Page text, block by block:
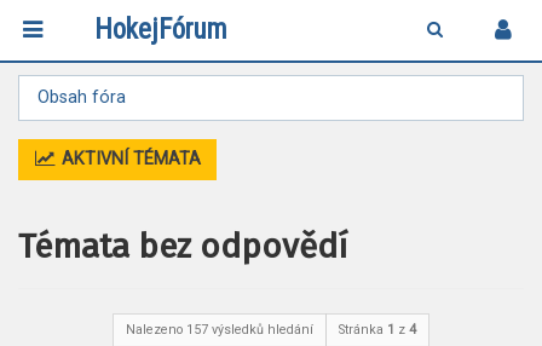
HokejFórum
Obsah fóra
AKTIVNÍ TÉMATA
Témata bez odpovědí
Nalezeno 157 výsledků hledání Stránka 1 z 4